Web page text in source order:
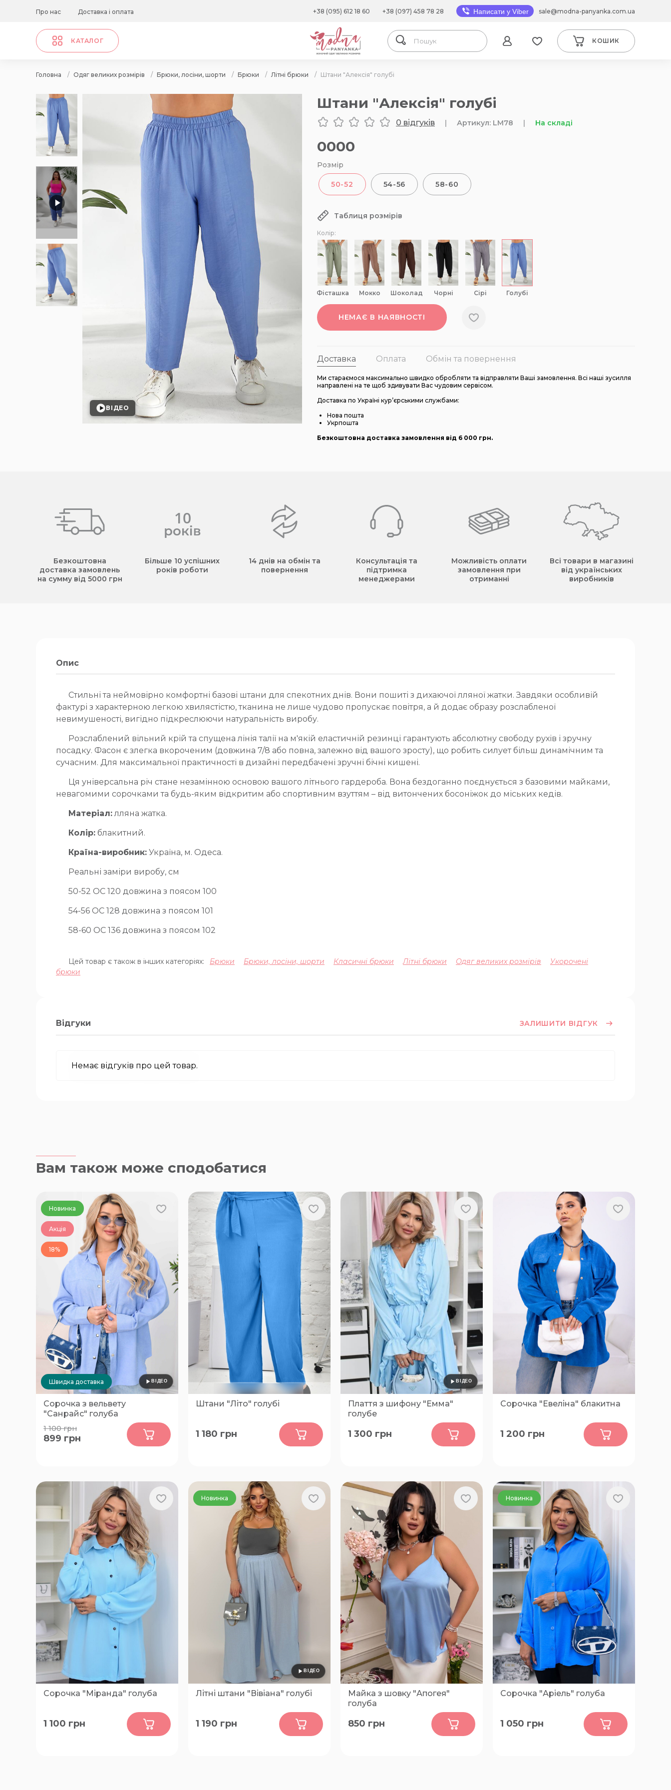
Про нас Доставка і оплата +38 (095) 612 18 60 +38 (097) 458 78 28 Написати у Viber sale@modna-panyanka.com.ua
КАТАЛОГ КОШИК
Головна / Одяг великих розмірів / Брюки, лосіни, шорти / Брюки / Літні брюки / Штани "Алексія" голубі
ВІДЕО
Штани "Алексія" голубі
0 відгуків | Артикул: LM78 | На складі
0000
Розмір
50-52 54-56 58-60
Таблиця розмірів
Колір:
фісташка мокко шоколад чорні сірі голубі
НЕМАЄ В НАЯВНОСТІ
Доставка Оплата Обмін та повернення
Ми стараємося максимально швидко обробляти та відправляти Ваші замовлення. Всі наші зусилля
направлені на те щоб здивувати Вас чудовим сервісом.
Доставка по Україні кур’єрськими службами:
Нова пошта
Укрпошта
Безкоштовна доставка замовлення від 6 000 грн.
Безкоштовна
доставка замовлень
на сумму від 5000 грн
Більше 10 успішних
років роботи
14 днів на обмін та
повернення
Консультація та
підтримка
менеджерами
Можливість оплати
замовлення при
отриманні
Всі товари в магазині
від українських
виробників
Опис
Стильні та неймовірно комфортні базові штани для спекотних днів. Вони пошиті з дихаючої лляної жатки. Завдяки особливій
фактурі з характерною легкою хвилястістю, тканина не лише чудово пропускає повітря, а й додає образу розслабленої
невимушеності, вигідно підкреслюючи натуральність виробу.
Розслаблений вільний крій та спущена лінія талії на м'якій еластичній резинці гарантують абсолютну свободу рухів і зручну
посадку. Фасон є злегка вкороченим (довжина 7/8 або повна, залежно від вашого зросту), що робить силует більш динамічним та
сучасним. Для максимальної практичності в дизайні передбачені зручні бічні кишені.
Ця універсальна річ стане незамінною основою вашого літнього гардероба. Вона бездоганно поєднується з базовими майками,
невагомими сорочками та будь-яким відкритим або спортивним взуттям – від витончених босоніжок до міських кедів.
Матеріал:лляна жатка.
Колір: блакитний.
Країна-виробник: Україна, м. Одеса.
Реальні заміри виробу, см
50-52 ОС 120 довжина з поясом 100
54-56 ОС 128 довжина з поясом 101
58-60 ОС 136 довжина з поясом 102
Цей товар є також в інших категоріях: Брюки Брюки, лосіни, шорти Класичні брюки Літні брюки Одяг великих розмірів
Укорочені
брюки
Відгуки ЗАЛИШИТИ ВІДГУК
Немає відгуків про цей товар.
Вам також може сподобатися
Новинка
Акція
18%
Швидка доставка
Сорочка з вельвету
"Санрайс" голуба
54-56
1 100грн
899 грн
Штани "Літо" голубі
50, 52, 54, 56, 58, 60, 62, 64, 66, 68,
1 180 грн
Плаття з шифону "Емма"
голубе
1 300 грн
Сорочка "Евеліна" блакитна
48-50, 52-54, 56-58, 60-62
1 200 грн
Сорочка "Міранда" голуба
48-50, 52-54, 56-58, 60-62
1 100 грн
Новинка
Літні штани "Вівіана" голубі
1 190 грн
Майка з шовку "Апогея"
голуба
56-58, 48-50, 52-54, 60-62
850 грн
Новинка
Сорочка "Аріель" голуба
50-52, 54-56, 58-60, 62-64
1 050 грн